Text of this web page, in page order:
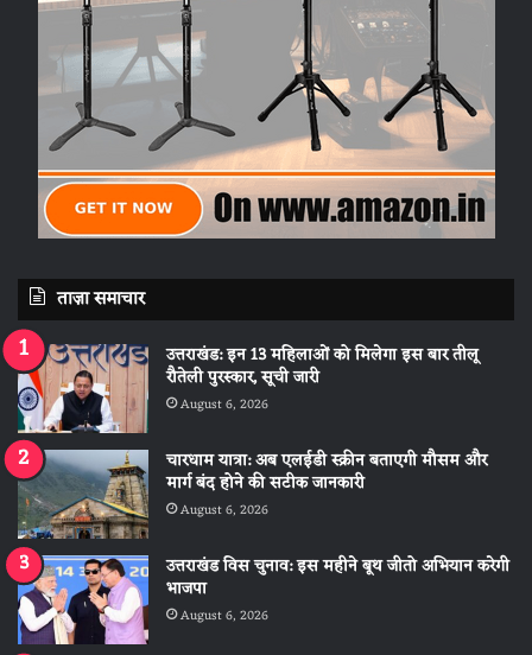
ताज़ा समाचार
उत्तराखंड: इन 13 महिलाओं को मिलेगा इस बार तीलू
रौतेली पुरस्कार, सूची जारी
August 6, 2026
चारधाम यात्रा: अब एलईडी स्क्रीन बताएगी मौसम और
मार्ग बंद होने की सटीक जानकारी
August 6, 2026
उत्तराखंड विस चुनाव: इस महीने बूथ जीतो अभियान करेगी
भाजपा
August 6, 2026